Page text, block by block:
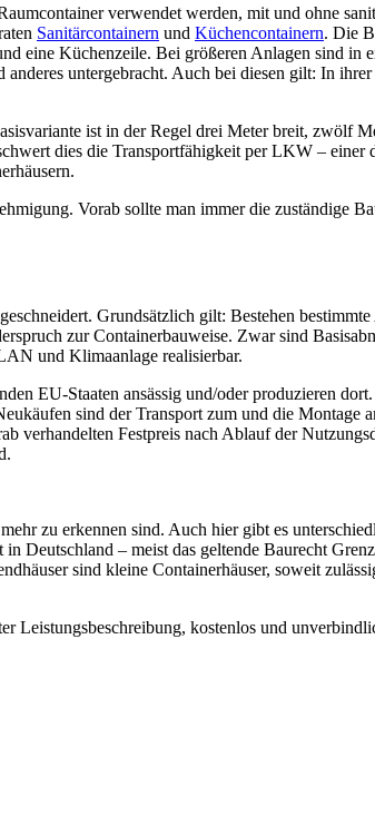
verwendet werden, mit und ohne
Sanitärcontainern und Küchencontainern. Die
eine Küchenzeile. Bei größeren Anlagen sind in
untergebracht. Auch bei diesen gilt: In
ist in der Regel drei Meter breit, zwölf
dies die Transportfähigkeit per LKW – einer
Vorab sollte man immer die zuständige
Grundsätzlich gilt: Bestehen
zur Containerbauweise. Zwar sind
und Klimaanlage realisierbar.
EU-Staaten ansässig und/oder produzieren
sind der Transport zum und die Montage
verhandelten Festpreis nach Ablauf der
zu erkennen sind. Auch hier gibt es
Deutschland – meist das geltende Baurecht
sind kleine Containerhäuser, soweit
Leistungsbeschreibung, kostenlos und